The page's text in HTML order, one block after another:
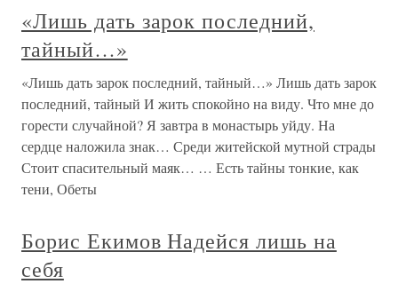
«Лишь дать зарок последний,
тайный…»
«Лишь дать зарок последний, тайный…» Лишь дать зарок
последний, тайный И жить спокойно на виду. Что мне до
горести случайной? Я завтра в монастырь уйду. На
сердце наложила знак… Среди житейской мутной страды
Стоит спасительный маяк… … Есть тайны тонкие, как
тени, Обеты
Борис Екимов Надейся лишь на
себя